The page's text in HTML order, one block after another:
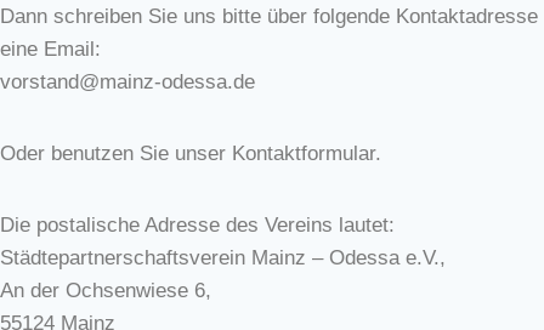
Dann schreiben Sie uns bitte über folgende Kontaktadresse
eine Email:
vorstand@mainz-odessa.de
Oder benutzen Sie unser Kontaktformular.
Die postalische Adresse des Vereins lautet:
Städtepartnerschaftsverein Mainz – Odessa e.V.,
An der Ochsenwiese 6,
55124 Mainz